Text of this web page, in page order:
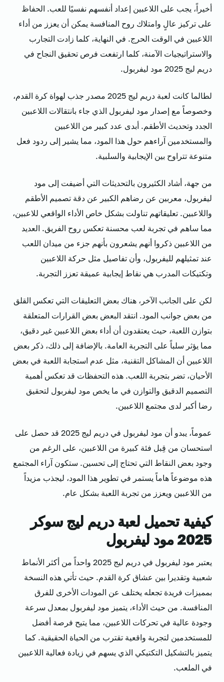
أخيراً، يجب على اللاعبين إعداد أنفسهم نفسيًا للعب. الحفاظ
على تركيز عالٍ وامتلاك روح المنافسة يمكن أن يعزز من أداء
اللاعبين في الوقت الحرج. في النهاية، كلما زادت التجارب
والاستراتيجيات الآمنة، كلما ارتفعت فرص تحقيق النجاح في
دريم ليج 2025 مود ليفربول.
لطالما كانت لعبة دريم ليج 2025 مصدر جذب لهواة كرة القدم،
وخصوصاً مع إصدار مود ليفربول الذي جاء بانتقالات اللاعبين
الجدد وتحديث الأطقم. أبدى عدد كبير من اللاعبين
والمستخدمين آراءهم حول هذا المود، مما يشير إلى ردود فعل
متنوعة تتراوح بين الإيجابية والسلبية.
من جهة، أشاد الكثيرون بالتحديثات التي أضيفت إلى مود
ليفربول، معربين عن رضاهم الكبير عن دقة تصميم الأطقم
واللاعبين. تعليقاتهم تناولت بشكل خاص الأداء الواقعي للاعبين،
مما ساهم في تجربة لعب محسنة تعكس روح الفريق. العديد
من اللاعبين ذكروا أنهم يشعرون بأنهم جزء من ميدان اللعب
عند تمثيلهم لليفربول، وأن تفاصيل مثل حركة اللاعبين
وتكتيكات المدرب هي نقاط إيجابية عميقة تعزز التجربة.
لكن على الجانب الآخر، هناك بعض التعليقات التي تعكس القلق
من بعض جوانب المود. انتقد البعض بعض القرارات المتعلقة
بتوازن اللعبة، حيث يعتقدون أن أداء بعض اللاعبين غير دقيق،
مما يؤثر سلباً على التجربة العامة. بالإضافة إلى ذلك، ذكر بعض
اللاعبين أن المشاكل التقنية، مثل عدم استجابة اللعبة في بعض
الأحيان، تضر بتجربة اللعب. هذه التحفظات قد تعكس أهمية
التصميم الدقيق والتوازن في ما يخص مود ليفربول لتحقيق
رضا أكبر لدى مجتمع اللاعبين.
عموماً، يبدو أن مود ليفربول في دريم ليج 2025 قد حصل على
استحسان من قِبل فئة كبيرة من اللاعبين، على الرغم من
وجود بعض النقاط التي تحتاج إلى تحسين. ستكون آراء المجتمع
هذه موضوعاً هاماً يستمر في تطوير هذا المود، ليجذب مزيداً
من اللاعبين ويعزز من تجربة اللعبة بشكل عام.
كيفية تحميل لعبة دريم ليج سوكر
2025 مود ليفربول
يعتبر مود ليفربول في دريم ليج 2025 واحداً من أكثر الأنماط
شعبية وتقديرا بين عشاق كرة القدم. حيث تأتي هذه النسخة
بمميزات فريدة تجعله يختلف عن المودات الأخرى للفرق
المنافسة. من حيث الأداء، يتميز مود ليفربول بمعدل سرعة
وجودة عالية في تحركات اللاعبين، مما يتيح فرصة أفضل
للمستخدمين لتجربة واقعية تقترب من الحياة الحقيقية. كما
يتميز بالتشكيل التكتيكي الذي يسهم في زيادة فعالية اللاعبين
في الملعب.